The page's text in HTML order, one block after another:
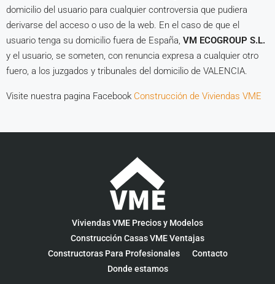
domicilio del usuario para cualquier controversia que pudiera
derivarse del acceso o uso de la web. En el caso de que el
usuario tenga su domicilio fuera de España, VM ECOGROUP S.L.
y el usuario, se someten, con renuncia expresa a cualquier otro
fuero, a los juzgados y tribunales del domicilio de VALENCIA.
Visite nuestra pagina Facebook Construcción de Viviendas VME
Viviendas VME Precios y Modelos
Construcción Casas VME Ventajas
Constructoras Para Profesionales
Contacto
Donde estamos